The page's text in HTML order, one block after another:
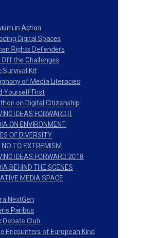
in Action
Digital Spaces
Rights Defenders
Off the Challenges
Survival Kit
of Media Literacies
Yourself First
on Digital Citizenship
IDEAS FORWARD II.
ON ENVIRONMENT
OF DIVERSITY
NO TO EXTREMISM
IDEAS FORWARD 2018
BEHIND THE SCENES
MEDIA SPACE
NextGen
Paribus
Debate Club
Encounters of European Kind